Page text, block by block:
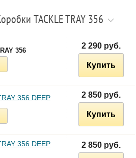
TACKLE TRAY 356
356
2 290 руб.
Купить
356 DEEP 2 850 руб.
Купить
356 DEEP
2 850 руб.